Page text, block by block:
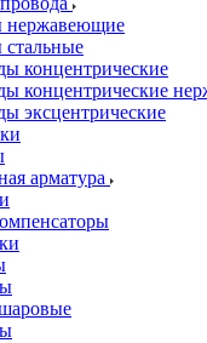
нержавеющие
концентрические
концентрические
эксцентрические
арматура